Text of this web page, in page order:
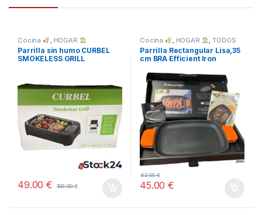
Cocina , HOGAR
Parrilla sin humo CURBEL
SMOKELESS GRILL
49.00€ 109.00€
Cocina , HOGAR ,TODOS
Parrilla Rectangular Lisa,35
cm BRA Efficient Iron
45.00€
62.00€